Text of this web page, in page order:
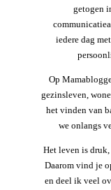
getogen
iedere dag
Op
gezinsleven,
het vinden van
we onlangs
Het leven is druk,
Daarom vind je
en deel ik veel